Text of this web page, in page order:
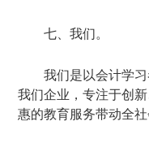
七、我们。
我们是以会计学
我们企业，专注于创
惠的教育服务带动全